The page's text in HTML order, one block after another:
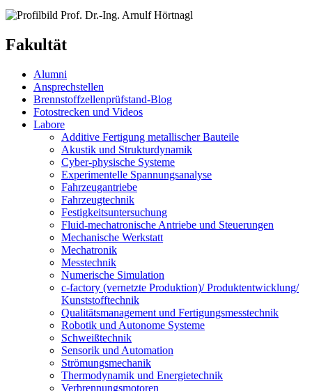
Fakultät
Alumni
Ansprechstellen
Brennstoffzellenprüfstand-Blog
Fotostrecken und Videos
Labore
Additive Fertigung metallischer Bauteile
Akustik und Strukturdynamik
Cyber-physische Systeme
Experimentelle Spannungsanalyse
Fahrzeugantriebe
Fahrzeugtechnik
Festigkeitsuntersuchung
Fluid-mechatronische Antriebe und Steuerungen
Mechanische Werkstatt
Mechatronik
Messtechnik
Numerische Simulation
c-factory (vernetzte Produktion)/ Produktentwicklung/
Kunststofftechnik
Qualitätsmanagement und Fertigungsmesstechnik
Robotik und Autonome Systeme
Schweißtechnik
Sensorik und Automation
Strömungsmechanik
Thermodynamik und Energietechnik
Verbrennungsmotoren